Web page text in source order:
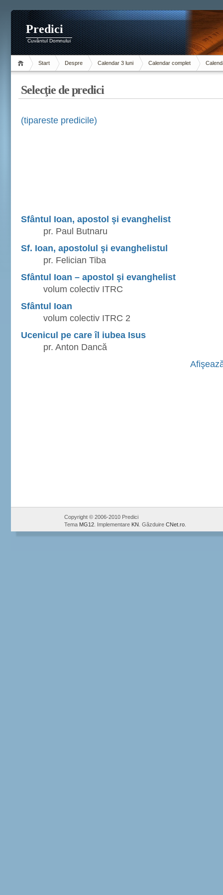
Predici
Cuvântul Domnului
Start Despre Calendar 3 luni Calendar complet
Selecţie de predici
(tipareste predicile)
Sfântul Ioan, apostol şi evanghelist
pr. Paul Butnaru
Sf. Ioan, apostolul şi evanghelistul
pr. Felician Tiba
Sfântul Ioan – apostol şi evanghelist
volum colectiv ITRC
Sfântul Ioan
volum colectiv ITRC 2
Ucenicul pe care îl iubea Isus
pr. Anton Dancă
Copyright © 2006-2010 Predici
Tema MG12 . Implementare KN . Găzduire CNet.ro